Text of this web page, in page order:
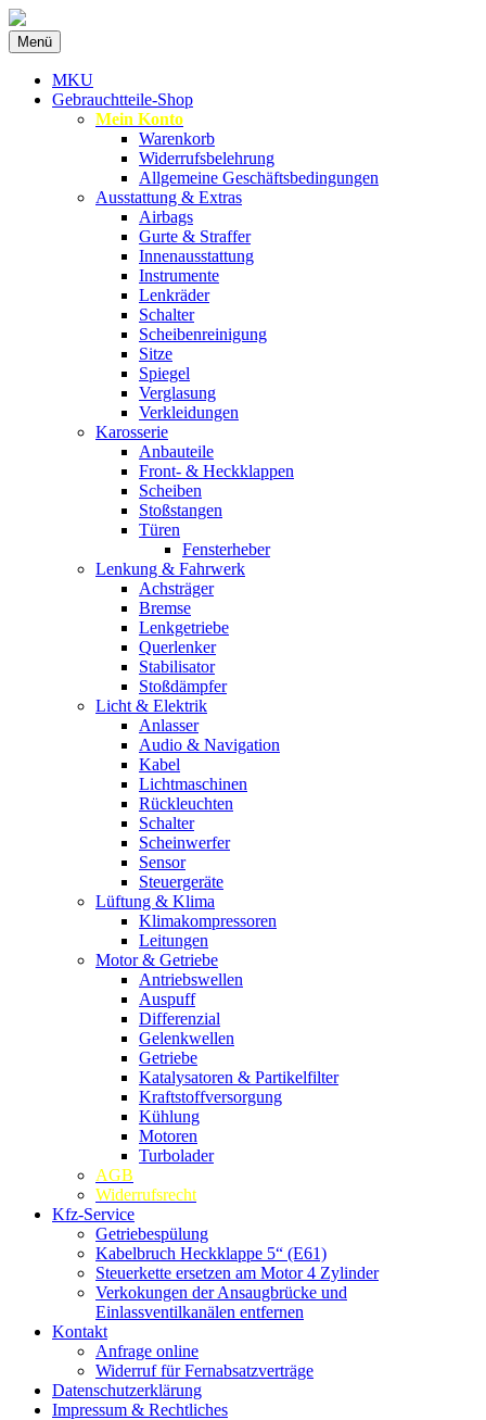
MKU Autoteile
Ersatzteile
Menü Zum
Inhalt
springen
MKU
Gebrauchtteile-Shop
Mein Konto
Warenkorb
Widerrufsbelehrung
Allgemeine Geschäftsbedingungen
Ausstattung & Extras
Airbags
Gurte & Straffer
Innenausstattung
Instrumente
Lenkräder
Schalter
Scheibenreinigung
Sitze
Spiegel
Verglasung
Verkleidungen
Karosserie
Anbauteile
Front- & Heckklappen
Scheiben
Stoßstangen
Türen
Fensterheber
Lenkung & Fahrwerk
Achsträger
Bremse
Lenkgetriebe
Querlenker
Stabilisator
Stoßdämpfer
Licht & Elektrik
Anlasser
Audio & Navigation
Kabel
Lichtmaschinen
Rückleuchten
Schalter
Scheinwerfer
Sensor
Steuergeräte
Lüftung & Klima
Klimakompressoren
Leitungen
Motor & Getriebe
Antriebswellen
Auspuff
Differenzial
Gelenkwellen
Getriebe
Katalysatoren & Partikelfilter
Kraftstoffversorgung
Kühlung
Motoren
Turbolader
AGB
Widerrufsrecht
Kfz-Service
Getriebespülung
Kabelbruch Heckklappe 5“ (E61)
Steuerkette ersetzen am Motor 4 Zylinder
Verkokungen der Ansaugbrücke und
Einlassventilkanälen entfernen
Kontakt
Anfrage online
Widerruf für Fernabsatzverträge
Datenschutzerklärung
Impressum & Rechtliches